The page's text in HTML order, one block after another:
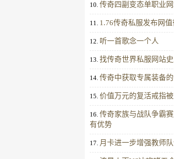
10. 传奇四副变态单职业
11. 1.76传奇私服发布网
12. 听一首歌念一个人
13. 找传奇世界私服网站
14. 传奇中获取专属装备
15. 价值万元的复活戒指
16. 传奇家族与战队争霸
有优势
17. 月卡进一步增强教师